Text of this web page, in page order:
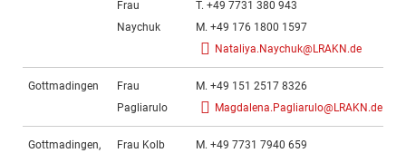
Frau
Naychuk
T. +49 7731 380 943
M. +49 176 1800 1597
Nataliya.Naychuk@LRAKN.de
Gottmadingen
Frau
Pagliarulo
M. +49 151 2517 8326
Magdalena.Pagliarulo@LRAKN.de
Gottmadingen,
Frau Kolb
M. +49 7731 7940 659